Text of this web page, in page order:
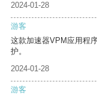
2024-01-28
游客
这款加速器VPM应用程
护。
2024-01-28
游客